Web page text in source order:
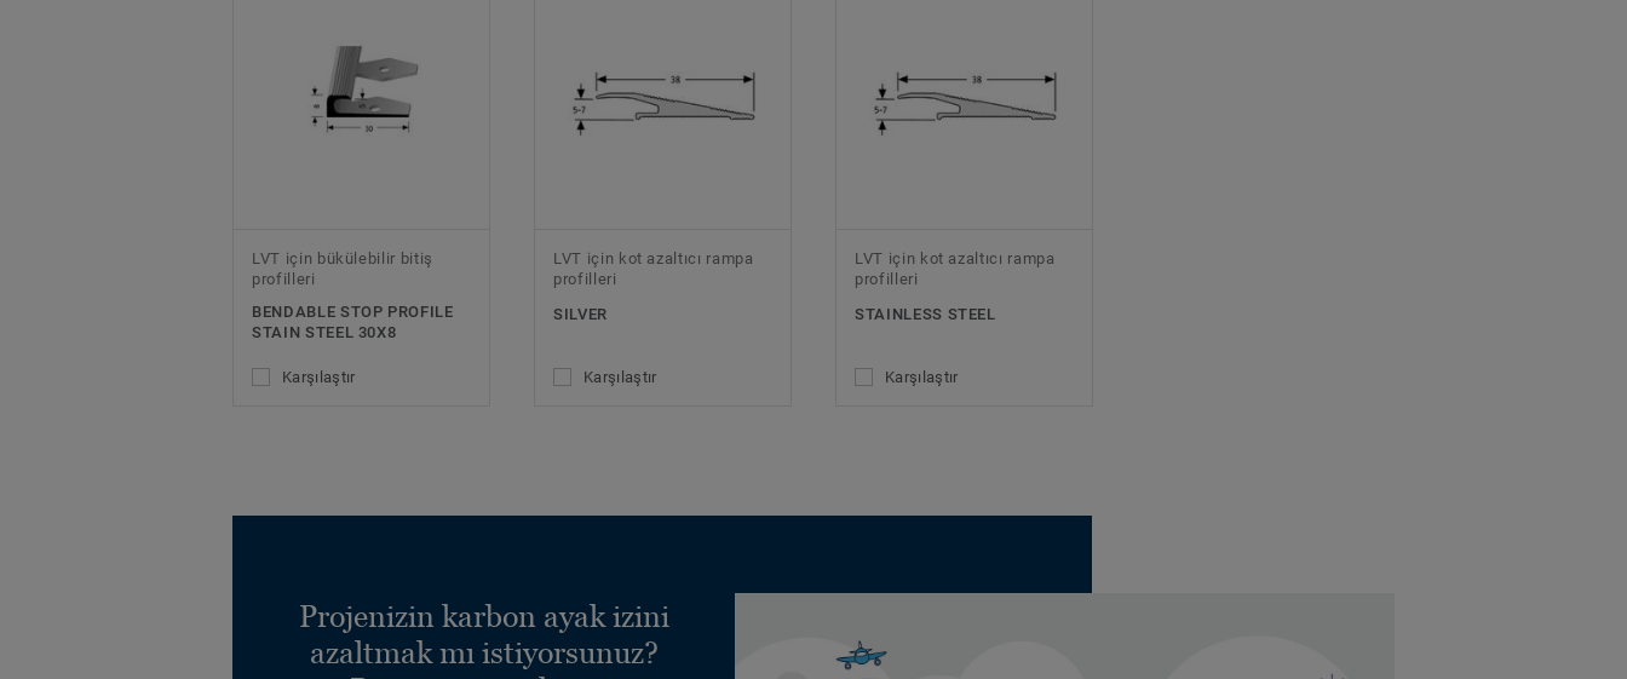
LVT için bükülebilir bitiş
profilleri
BENDABLE STOP PROFILE
STAIN STEEL 30X8
Karşılaştır
LVT için kot azaltıcı rampa
profilleri
SILVER
Karşılaştır
LVT için kot azaltıcı rampa
profilleri
STAINLESS STEEL
Karşılaştır
Projenizin karbon ayak izini
azaltmak mı istiyorsunuz?